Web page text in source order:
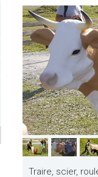
Traire, scier,